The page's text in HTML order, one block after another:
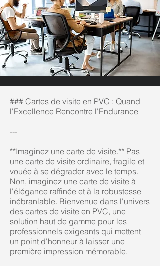
### Cartes de visite en PVC : Quand
l'Excellence Rencontre l'Endurance
---
**Imaginez une carte de visite.** Pas
une carte de visite ordinaire, fragile et
vouée à se dégrader avec le temps.
Non, imaginez une carte de visite à
l'élégance raffinée et à la robustesse
inébranlable. Bienvenue dans l'univers
des cartes de visite en PVC, une
solution haut de gamme pour les
professionnels exigeants qui mettent
un point d'honneur à laisser une
première impression mémorable.